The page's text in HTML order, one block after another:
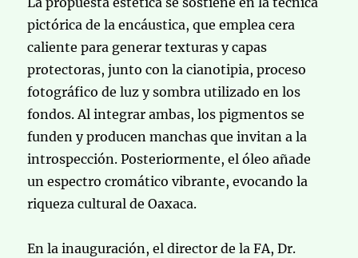
pictórica de la encáustica, que emplea cera
caliente para generar texturas y capas
protectoras, junto con la cianotipia, proceso
fotográfico de luz y sombra utilizado en los
fondos. Al integrar ambas, los pigmentos se
funden y producen manchas que invitan a la
introspección. Posteriormente, el óleo añade
un espectro cromático vibrante, evocando la
riqueza cultural de Oaxaca.
En la inauguración, el director de la FA, Dr.